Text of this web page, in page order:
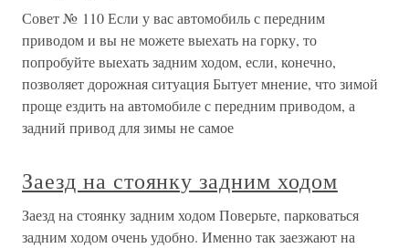
Совет № 110 Если у вас автомобиль с передним
приводом и вы не можете выехать на горку, то
попробуйте выехать задним ходом, если, конечно,
позволяет дорожная ситуация Бытует мнение, что зимой
проще ездить на автомобиле с передним приводом, а
задний привод для зимы не самое
Заезд на стоянку задним ходом
Заезд на стоянку задним ходом Поверьте, парковаться
задним ходом очень удобно. Именно так заезжают на